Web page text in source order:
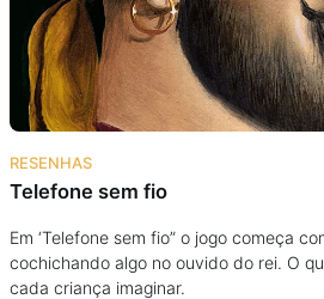
Como ler?
Na escola
Na família
Colunas
RESENHAS
Telefone sem fio
Em ‘Telefone sem fio” o jogo começa
cochichando algo no ouvido do rei. O
cada criança imaginar.